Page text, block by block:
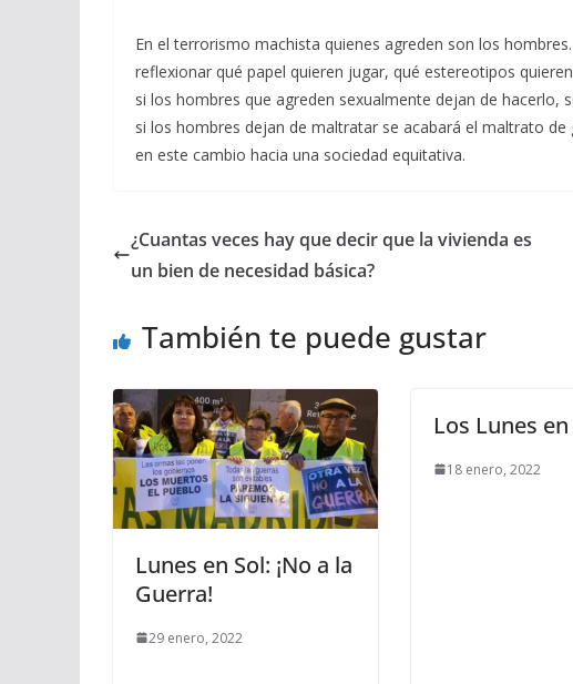
En el terrorismo machista quienes agreden son los
reflexionar qué papel quieren jugar, qué estereotipos
si los hombres que agreden sexualmente dejan de hacerlo,
si los hombres dejan de maltratar se acabará el maltrato
en este cambio hacia una sociedad equitativa.
¿Cuantas veces hay que decir que la vivienda es
un bien de necesidad básica?
También te puede gustar
Lunes en Sol: ¡No a la
Guerra!
29 enero, 2022
Los Lunes en
18 enero, 2022